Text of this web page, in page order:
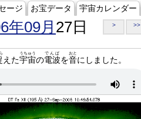
ージ お宝データ 宇宙カレンダー
年09月 27日 > >>
えた宇宙
うちゅう
の電波
でんぱ
を音
おと
にしました。